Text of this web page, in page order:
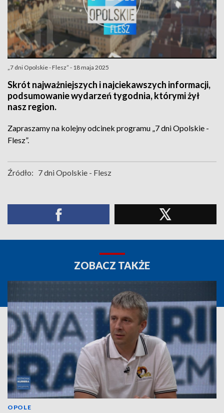
„7 dni Opolskie - Flesz” - 18 maja 2025
Skrót najważniejszych i najciekawszych informacji,
podsumowanie wydarzeń tygodnia, którymi żył
nasz region.
Zapraszamy na kolejny odcinek programu „7 dni Opolskie -
Flesz”.
Źródło: 7 dni Opolskie - Flesz
ZOBACZ TAKŻE
OPOLE